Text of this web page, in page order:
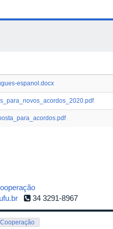
espanol.docx
34 3291-8967